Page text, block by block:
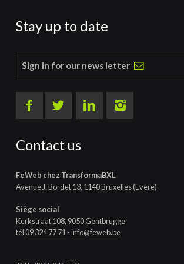
Stay up to date
Sign in for our news letter
Contact us
FeWeb chez TransformaBXL
Avenue J. Bordet 13, 1140 Bruxelles (Evere)
Siège social
Kerkstraat 108, 9050 Gentbrugge
tél09 324 77 71 -info@feweb.be